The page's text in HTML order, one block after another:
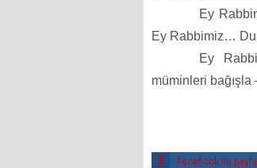
Ey
Ey Rabbimiz…
Ey
müminleri bağışla
Facebook ile